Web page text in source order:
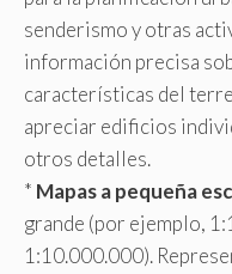
senderismo y otras
información precisa
características del
apreciar edificios
otros detalles.
* Mapas a pequeña
grande (por ejemplo,
1:10.000.000).